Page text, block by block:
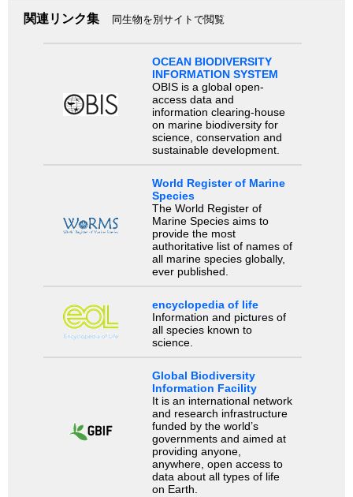
関連リンク集 同生物を別サイトで閲覧
OCEAN BIODIVERSITY
INFORMATION SYSTEM
OBIS is a global open-
access data and
information clearing-house
on marine biodiversity for
science, conservation and
sustainable development.
World Register of Marine
Species
The World Register of
Marine Species aims to
provide the most
authoritative list of names of
all marine species globally,
ever published.
encyclopedia of life
Information and pictures of
all species known to
science.
Global Biodiversity
Information Facility
It is an international network
and research infrastructure
funded by the world’s
governments and aimed at
providing anyone,
anywhere, open access to
data about all types of life
on Earth.